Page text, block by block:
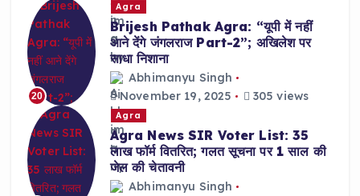
20
Agra
Brijesh Pathak Agra: “यूपी में नहीं
आने देंगे जंगलराज Part-2”; अखिलेश पर
साधा निशाना
Abhimanyu Singh
November 19, 2025
305 views
Agra
Agra News SIR Voter List: 35
लाख फॉर्म वितरित; गलत सूचना पर 1 साल की
जेल की चेतावनी
Abhimanyu Singh